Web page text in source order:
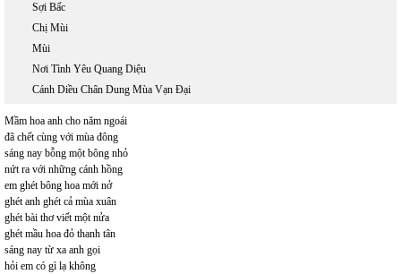
Sợi Bấc
Chị Mùi
Mùi
Nơi Tình Yêu Quang Diệu
Cánh Diều Chân Dung Mùa Vạn Đại
Mầm hoa anh cho năm ngoái
đã chết cùng với mùa đông
sáng nay bỗng một bông nhỏ
nứt ra với những cánh hồng
em ghét bông hoa mới nở
ghét anh ghét cả mùa xuân
ghét bài thơ viết một nửa
ghét mầu hoa đỏ thanh tân
sáng nay từ xa anh gọi
hỏi em có gì lạ không